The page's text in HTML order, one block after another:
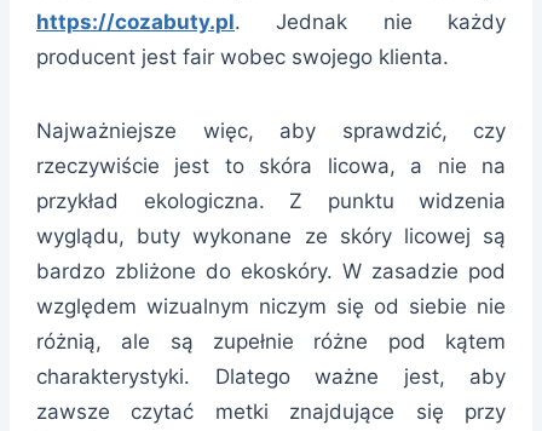
https://cozabuty.pl. Jednak nie każdy
producent jest fair wobec swojego klienta.
Najważniejsze więc, aby sprawdzić, czy
rzeczywiście jest to skóra licowa, a nie na
przykład ekologiczna. Z punktu widzenia
wyglądu, buty wykonane ze skóry licowej są
bardzo zbliżone do ekoskóry. W zasadzie pod
względem wizualnym niczym się od siebie nie
różnią, ale są zupełnie różne pod kątem
charakterystyki. Dlatego ważne jest, aby
zawsze czytać metki znajdujące się przy